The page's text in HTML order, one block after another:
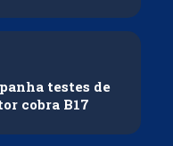
testes de
cobra B17